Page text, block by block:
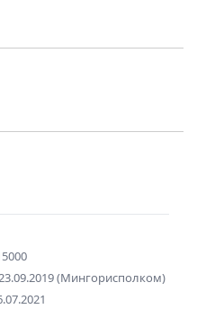
(Мингорисполком)